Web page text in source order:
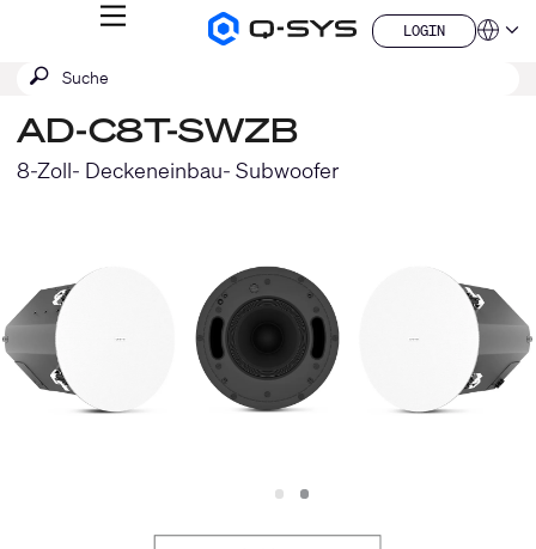
Q-
Homepage
MENÜ
LOGIN
LOGIN
QSYS.com (English)
Deutsch
Español
Français
Suche
SUCHE
AD-C8T-SWZB
8-Zoll- Deckeneinbau- Subwoofer
Slide
1 Slide
2